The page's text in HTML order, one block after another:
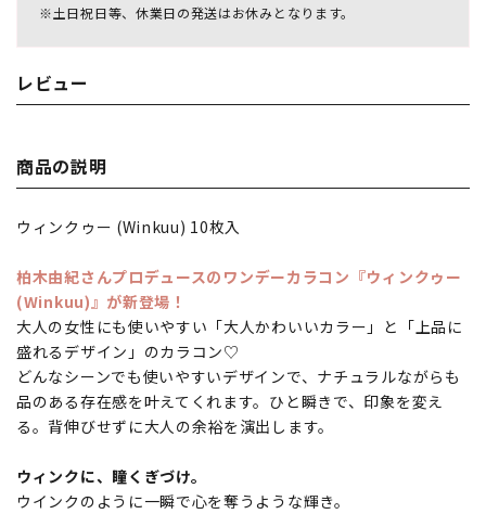
※土日祝日等、休業日の発送はお休みとなります。
レビュー
商品の説明
ウィンクゥー (Winkuu) 10枚入
柏木由紀さんプロデュースのワンデーカラコン『ウィンクゥー
(Winkuu)』が新登場！
大人の女性にも使いやすい「大人かわいいカラー」と「上品に
盛れるデザイン」のカラコン♡
どんなシーンでも使いやすいデザインで、ナチュラルながらも
品のある存在感を叶えてくれます。ひと瞬きで、印象を変え
る。背伸びせずに大人の余裕を演出します。
ウィンクに、瞳くぎづけ。
ウインクのように一瞬で心を奪うような輝き。